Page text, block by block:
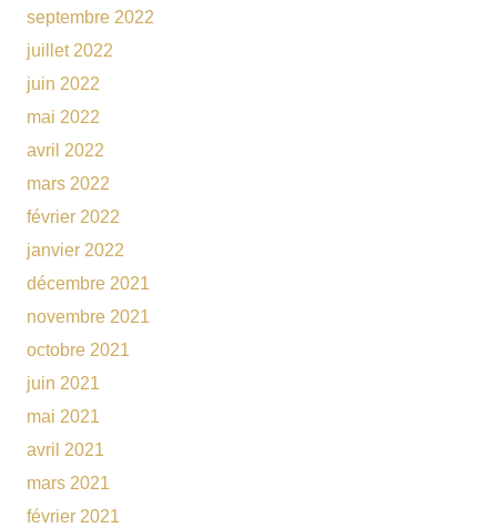
septembre 2022
juillet 2022
juin 2022
mai 2022
avril 2022
mars 2022
février 2022
janvier 2022
décembre 2021
novembre 2021
octobre 2021
juin 2021
mai 2021
avril 2021
mars 2021
février 2021